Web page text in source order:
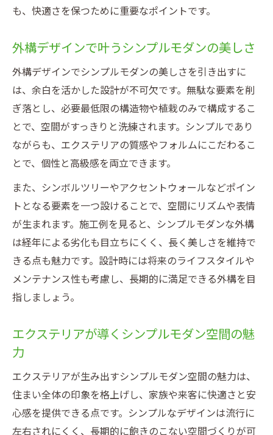
も、快適さを保つために重要なポイントです。
外構デザインで叶うシンプルモダンの美しさ
外構デザインでシンプルモダンの美しさを引き出すに
は、余白を活かした設計が不可欠です。無駄な要素を削
ぎ落とし、必要最低限の構造物や植栽のみで構成するこ
とで、空間がすっきりと洗練されます。シンプルであり
ながらも、エクステリアの質感やフォルムにこだわるこ
とで、個性と高級感を両立できます。
また、シンボルツリーやアクセントウォールなどポイン
トとなる要素を一つ設けることで、空間にリズムや表情
が生まれます。施工例を見ると、シンプルモダンな外構
は経年による劣化も目立ちにくく、長く美しさを維持で
きる点も魅力です。設計時には将来のライフスタイルや
メンテナンス性も考慮し、長期的に満足できる外構を目
指しましょう。
エクステリアが導くシンプルモダン空間の魅
力
エクステリアが生み出すシンプルモダン空間の魅力は、
住まい全体の印象を格上げし、家族や来客に快適さと安
心感を提供できる点です。シンプルなデザインは流行に
左右されにくく、長期的に飽きのこない空間づくりが可